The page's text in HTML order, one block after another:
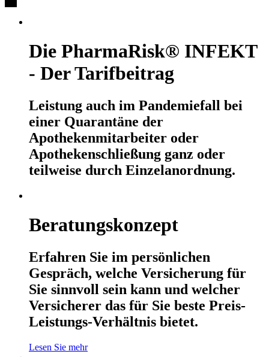
Die PharmaRisk® INFEKT
- Der Tarifbeitrag
Leistung auch im Pandemiefall bei
einer Quarantäne der
Apothekenmitarbeiter oder
Apothekenschließung ganz oder
teilweise durch Einzelanordnung.
Beratungskonzept
Erfahren Sie im persönlichen
Gespräch, welche Versicherung für
Sie sinnvoll sein kann und welcher
Versicherer das für Sie beste Preis-
Leistungs-Verhältnis bietet.
Lesen Sie mehr